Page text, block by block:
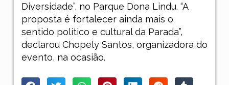
Diversidade”, no Parque Dona Lindu. “A
proposta é fortalecer ainda mais o
sentido político e cultural da Parada”,
declarou Chopely Santos, organizadora do
evento, na ocasião.